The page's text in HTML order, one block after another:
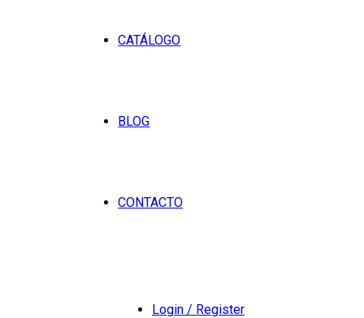
CATÁLOGO
BLOG
CONTACTO
Login / Register